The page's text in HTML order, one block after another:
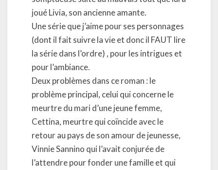
joué Livia, son ancienne amante.
Une série que j’aime pour ses personnages
(dont il fait suivre la vie et donc il FAUT lire
la série dans l’ordre) , pour les intrigues et
pour l’ambiance.
Deux problèmes dans ce roman : le
problème principal, celui qui concerne le
meurtre du mari d’une jeune femme,
Cettina, meurtre qui coïncide avec le
retour au pays de son amour de jeunesse,
Vinnie Sannino qui l’avait conjurée de
l’attendre pour fonder une famille et qui